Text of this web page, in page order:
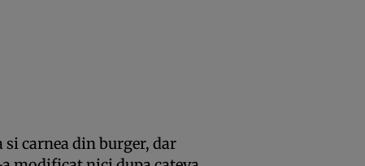
carnea din burger, dar